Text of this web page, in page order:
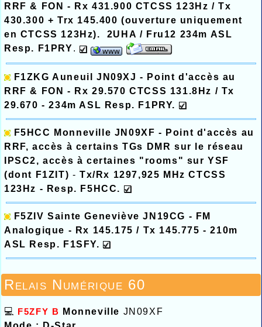
RRF & FON - Rx 431.900 CTCSS 123Hz / Tx
430.300 + Trx 145.400 (ouverture uniquement
en CTCSS 123Hz). 2UHA / Fru12 234m ASL
Resp. F1PRY.
F1ZKG Auneuil
JN09XJ - Point d'accès au
RRF & FON - Rx 29.570 CTCSS 131.8Hz / Tx
29.670 - 234m ASL Resp. F1PRY.
F5HCC Monneville JN09XF - Point d'accès au
RRF, accès à certains TGs DMR sur le réseau
IPSC2, accès à certaines "rooms" sur YSF
(dont F1ZIT) -Tx/Rx 1297,925 MHz CTCSS
123Hz - Resp. F5HCC.
F5ZIV Sainte Geneviève JN19CG - FM
Analogique - Rx 145.175 / Tx 145.775 - 210m
ASL Resp. F1SFY.
Relais Numérique 60
💻 F5ZFY B Monneville JN09XF